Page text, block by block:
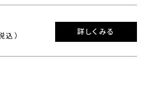
）
詳しくみる